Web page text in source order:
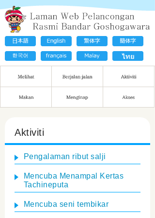
Aktiviti
Pengalaman ribut salji
Mencuba Menampal Kertas
Tachineputa
Mencuba seni tembikar